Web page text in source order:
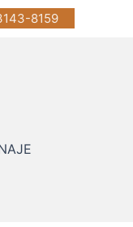
8159